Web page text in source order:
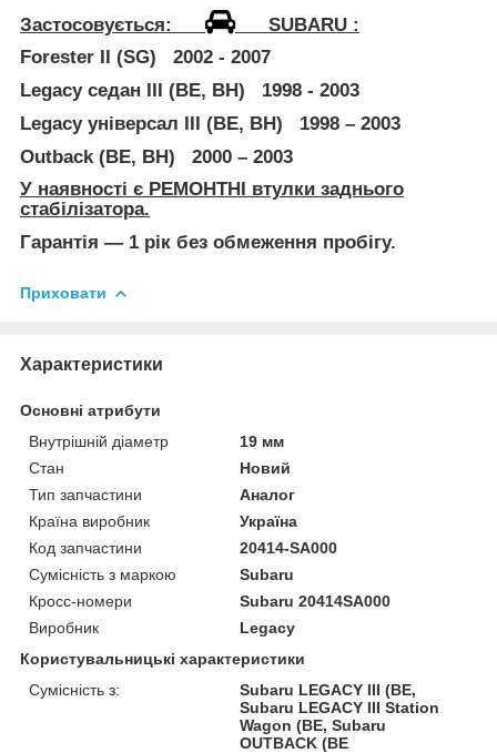
Застосовується:
SUBARU :
Forester II (SG) 2002 - 2007
Legacy седан III (BE, BH) 1998 - 2003
Legacy універсал III (BE, BH) 1998 – 2003
Outback (BE, BH) 2000 – 2003
У наявності є РЕМОНТНІ
втулки заднього
стабілізатора.
Гарантія — 1 рік без обмеження пробігу.
Приховати
Характеристики
Основні атрибути
Внутрішній діаметр
19 мм
Стан
Новий
Тип запчастини
Аналог
Країна виробник
Україна
Код запчастини
20414-SA000
Сумісність з маркою
Subaru
Кросс-номери
Subaru 20414SA000
Виробник
Legacy
Користувальницькі характеристики
Сумісність з:
Subaru LEGACY III (BE,
Subaru LEGACY III Station
Wagon (BE, Subaru
OUTBACK (BE